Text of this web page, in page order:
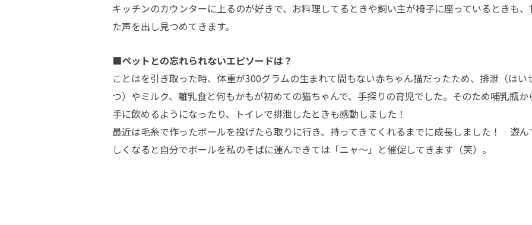
キッチンのカウンターに上るのが好きで、お料理してるときや飼い主が椅子に座っているときも、
た声を出し見つめてきます。
■ペットとの忘れられないエピソードは？
ことはを引き取った時、体重が300グラムの生まれて間もない赤ちゃん猫だったため、排泄（はい
つ）やミルク、離乳食と何もかもが初めての猫ちゃんで、手探りの育児でした。そのため哺乳瓶か
手に飲めるようになったり、トイレで排泄したときも感動しました！
最近は毛糸で作ったボールを投げたら取りに行き、持ってきてくれるまでに成長しました！ 遊ん
しくなると自分でボールを私のそばに運んできては「ニャ～」と催促してきます（笑）。